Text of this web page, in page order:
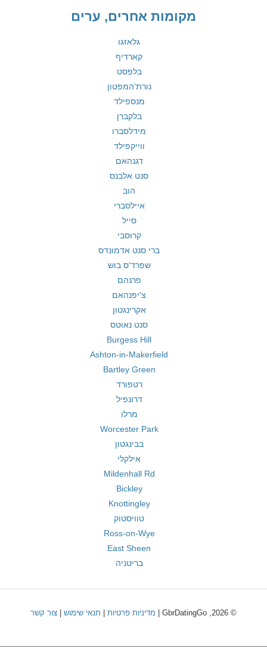
מקומות אחרים, ערים
גלאזגו
קארדיף
בלפסט
נורת'המפטון
מנספילד
בלקברן
מידלסברו
ווייקפילד
דגנהאם
סנט אלבנס
הוב
איילסברי
סייל
קרוסבי
ברי סנט אדמונדס
שפרד'ס בוש
פרנהם
צ'יפנהאם
אקרינגטון
סנט נאוטס
Burgess Hill
Ashton-in-Makerfield
Bartley Green
רטפורד
דרונפיל
מרלו
Worcester Park
בבינגטון
אילקלי
Mildenhall Rd
Bickley
Knottingley
טוויסטוק
Ross-on-Wye
East Sheen
בריטניה
© 2026, GbrDatingGo | מדיניות פרטיות תנאי שימוש צור קשר